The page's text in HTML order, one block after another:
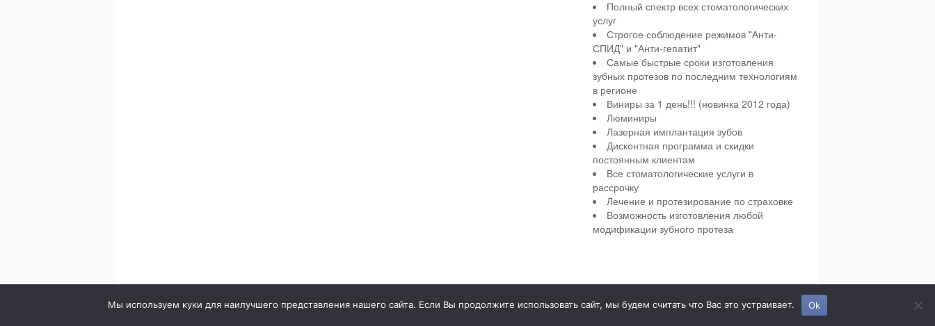
Полный спектр всех стоматологических
услуг
Строгое соблюдение режимов "Анти-
СПИД" и "Анти-гепатит"
Самые быстрые сроки изготовления
зубных протезов по последним технологиям
в регионе
Виниры за 1 день!!! (новинка 2012 года)
Люминиры
Лазерная имплантация зубов
Дисконтная программа и скидки
постоянным клиентам
Все стоматологические услуги в
рассрочку
Лечение и протезирование по страховке
Возможность изготовления любой
модификации зубного протеза
Детская и взрослая стоматология в городе Сумы.
Мы используем куки для наилучшего представления нашего сайта. Если Вы продолжите использовать сайт, мы будем считать что Вас это устраивает. Ok